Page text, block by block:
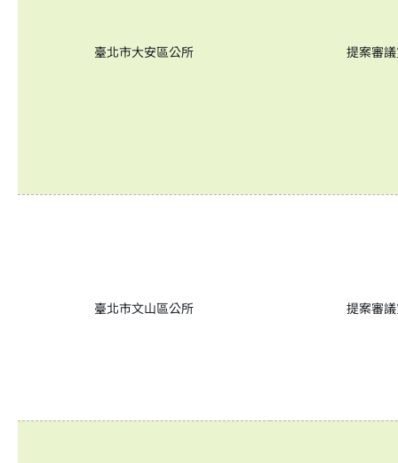
臺北市大安區公所 提案審
臺北市文山區公所 提案審